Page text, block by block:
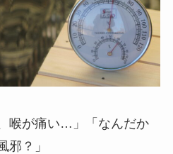
喉が痛い…」「なんだか
？」